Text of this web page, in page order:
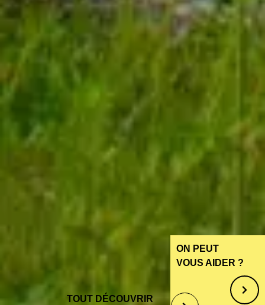
ON PEUT
VOUS AIDER ?
TOUT DÉCOUVRIR